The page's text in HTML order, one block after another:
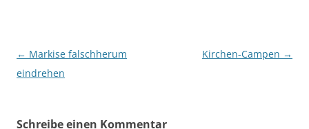
Beitragsnavigation
← Markise falschherum
eindrehen
Kirchen-Campen →
Schreibe einen Kommentar